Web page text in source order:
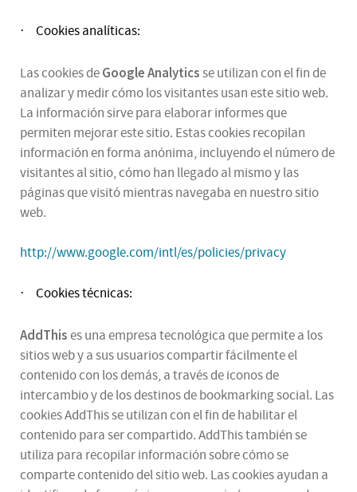
· Cookies analíticas:
Las cookies deGoogle Analyticsse utilizan con el fin de
analizar y medir cómo los visitantes usan este sitio web.
La información sirve para elaborar informes que
permiten mejorar este sitio. Estas cookies recopilan
información en forma anónima, incluyendo el número de
visitantes al sitio, cómo han llegado al mismo y las
páginas que visitó mientras navegaba en nuestro sitio
web.
http://www.google.com/intl/es/policies/privacy
· Cookies técnicas:
AddThises una empresa tecnológica que permite a los
sitios web y a sus usuarios compartir fácilmente el
contenido con los demás, a través de iconos de
intercambio y de los destinos de bookmarking social. Las
cookies AddThis se utilizan con el fin de habilitar el
contenido para ser compartido. AddThis también se
utiliza para recopilar información sobre cómo se
comparte contenido del sitio web. Las cookies ayudan a